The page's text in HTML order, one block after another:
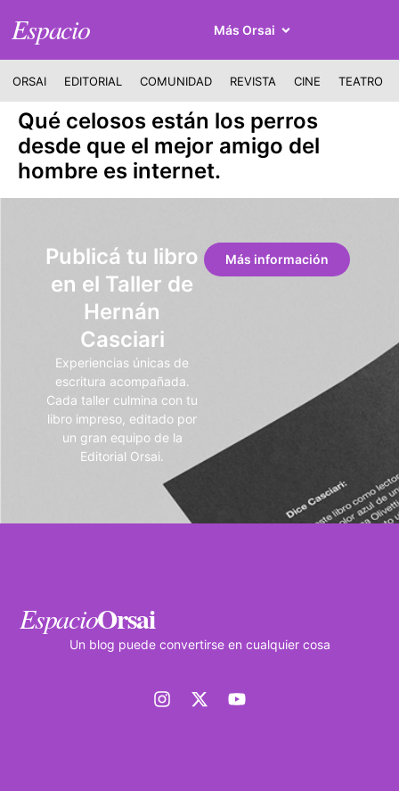
Espacio Más Orsai
ORSAI EDITORIAL COMUNIDAD REVISTA CINE TEATRO
Qué celosos están los perros
desde que el mejor amigo del
hombre es internet.
Publicá tu libro
en el Taller de
Hernán
Casciari
Experiencias únicas de
escritura acompañada.
Cada taller culmina con tu
libro impreso, editado por
un gran equipo de la
Editorial Orsai.
Más información
EspacioOrsai
Un blog puede convertirse en cualquier cosa